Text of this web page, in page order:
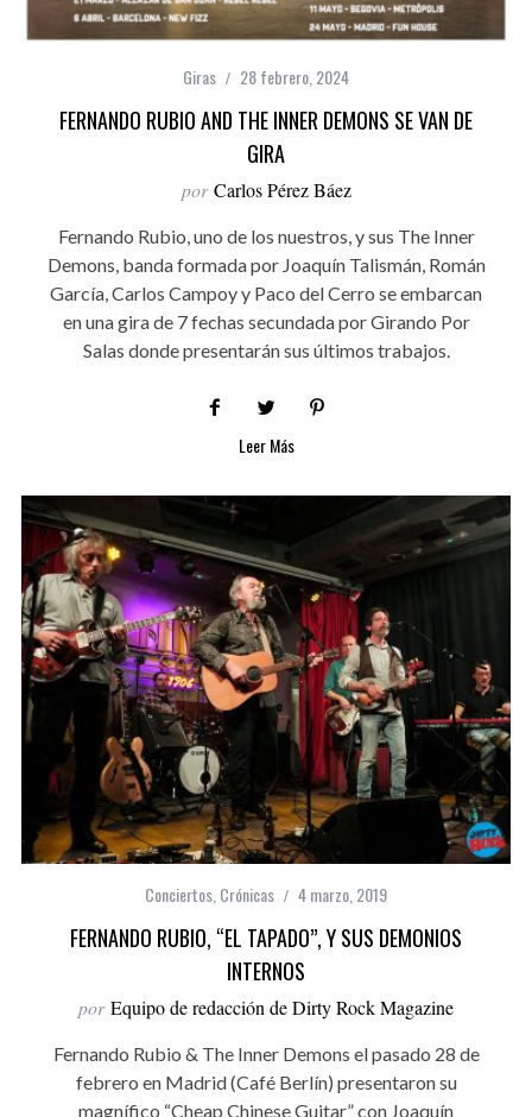
Giras 28 febrero, 2024
FERNANDO RUBIO AND THE INNER DEMONS SE VAN DE
GIRA
por Carlos Pérez Báez
Fernando Rubio, uno de los nuestros, y sus The Inner
Demons, banda formada por Joaquín Talismán, Román
García, Carlos Campoy y Paco del Cerro se embarcan
en una gira de 7 fechas secundada por Girando Por
Salas donde presentarán sus últimos trabajos.
Leer Más
Conciertos Crónicas 4 marzo, 2019
FERNANDO RUBIO, “EL TAPADO”, Y SUS DEMONIOS
INTERNOS
por Equipo de redacción de Dirty Rock Magazine
Fernando Rubio & The Inner Demons el pasado 28 de
febrero en Madrid (Café Berlín) presentaron su
magnífico “Cheap Chinese Guitar” con Joaquín